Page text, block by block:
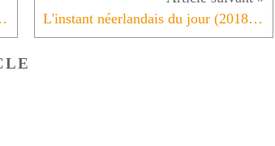
de PVV L'instant néerlandais du jour (2018_11_06): de hunebedden